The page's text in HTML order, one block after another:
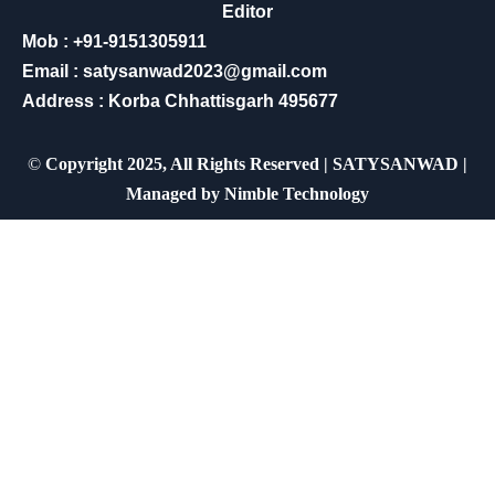
Editor
Mob : +91-9151305911
Email : satysanwad2023@gmail.com
Address : Korba Chhattisgarh 495677
© Copyright 2025, All Rights Reserved | SATYSANWAD |
Managed by Nimble Technology